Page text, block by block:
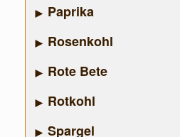
Paprika
Rosenkohl
Rote Bete
Rotkohl
Spargel